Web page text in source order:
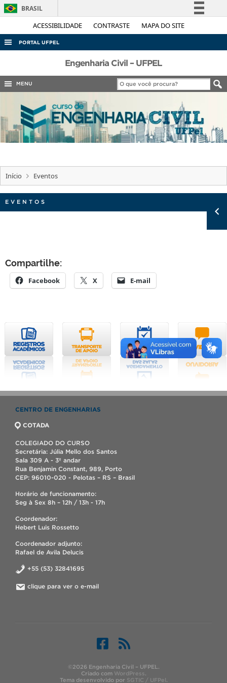
ACESSIBILIDADE CONTRASTE MAPA DO SITE
BRASIL
Simplifique!
Legislação
PORTAL UFPEL
ACESSO À INFORMAÇÃO
AUDITORIA
CONCURSOS
EDITAIS
Engenharia Civil – UFPEL
MENU
Início Eventos
EVENTOS
Compartilhe:
Facebook X E-mail
CENTRO DE ENGENHARIAS
COTADA
COLEGIADO DO CURSO
Secretária: Júlia Mello dos Santos
Sala 309 A - 3º andar
Rua Benjamin Constant, 989, Porto
CEP: 96010-020 - Pelotas – RS – Brasil
Horário de funcionamento:
Seg à Sex 8h – 12h / 13h - 17h
Coordenador:
Hebert Luis Rossetto
Coordenador adjunto:
Rafael de Avila Delucis
+55 (53) 32841695
clique para ver o e-mail
©2026 Engenharia Civil – UFPEL.
Criado com WordPress.
Tema desenvolvido por SGTIC / UFPel.